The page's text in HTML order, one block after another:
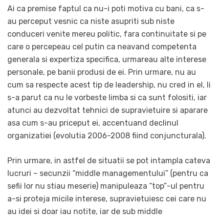
Ai ca premise faptul ca nu-i poti motiva cu bani, ca s-
au perceput vesnic ca niste asupriti sub niste
conduceri venite mereu politic, fara continuitate si pe
care o percepeau cel putin ca neavand competenta
generala si expertiza specifica, urmareau alte interese
personale, pe banii produsi de ei. Prin urmare, nu au
cum sa respecte acest tip de leadership, nu cred in el, li
s-a parut ca nu le vorbeste limba si ca sunt folositi, iar
atunci au dezvoltat tehnici de supravietuire si aparare
asa cum s-au priceput ei, accentuand declinul
organizatiei (evolutia 2006-2008 fiind conjuncturala).
Prin urmare, in astfel de situatii se pot intampla cateva
lucruri – secunzii “middle managementului” (pentru ca
sefii lor nu stiau meserie) manipuleaza “top”-ul pentru
a-si proteja micile interese, supravietuiesc cei care nu
au idei si doar iau notite, iar de sub middle